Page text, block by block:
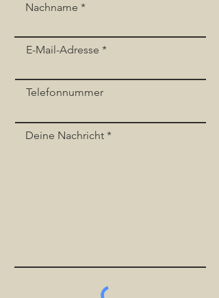
Nachname
E-Mail-Adresse
Telefonnummer
Deine Nachricht